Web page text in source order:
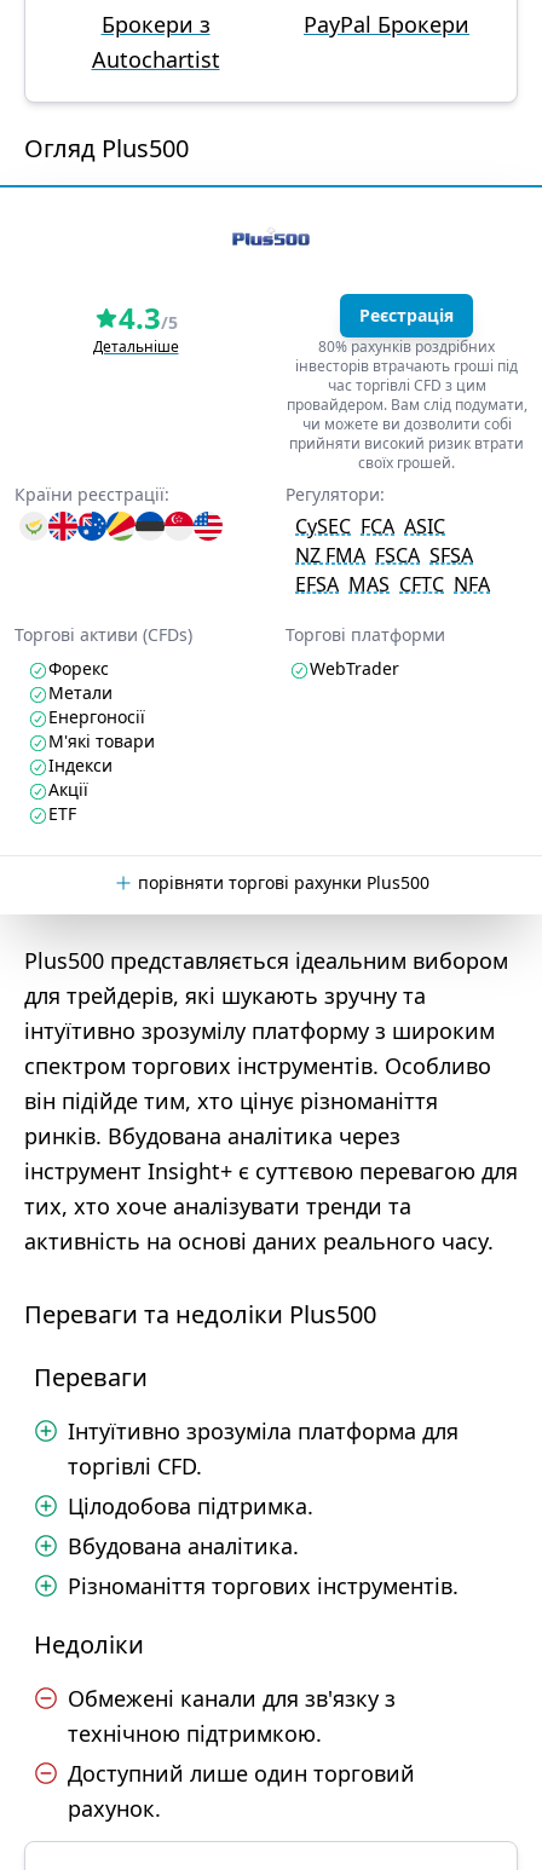
Брокери з
Autochartist
PayPal Брокери
Огляд Plus500
4.3/5
Детальніше
Реєстрація
80% рахунків роздрібних
інвесторів втрачають гроші під
час торгівлі CFD з цим
провайдером. Вам слід подумати,
чи можете ви дозволити собі
прийняти високий ризик втрати
своїх грошей.
Країни реєстрації: Регулятори:
CySEC FCA ASIC
NZ FMA FSCA SFSA
EFSA MAS CFTC NFA
Торгові активи (CFDs)
Форекс
Метали
Енергоносії
М'які товари
Індекси
Акції
ETF
Торгові платформи
WebTrader
порівняти торгові рахунки Plus500
Plus500 представляється ідеальним вибором
для трейдерів, які шукають зручну та
інтуїтивно зрозумілу платформу з широким
спектром торгових інструментів. Особливо
він підійде тим, хто цінує різноманіття
ринків. Вбудована аналітика через
інструмент Insight+ є суттєвою перевагою для
тих, хто хоче аналізувати тренди та
активність на основі даних реального часу.
Переваги та недоліки Plus500
Переваги
Інтуїтивно зрозуміла платформа для
торгівлі CFD.
Цілодобова підтримка.
Вбудована аналітика.
Різноманіття торгових інструментів.
Недоліки
Обмежені канали для зв'язку з
технічною підтримкою.
Доступний лише один торговий
рахунок.